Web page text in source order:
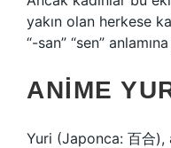
yakın olan herkese
“-san” “sen”
ANIME
Yuri (Japonca: 百合),